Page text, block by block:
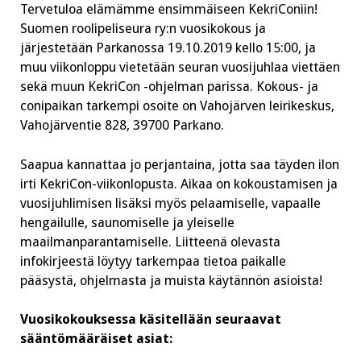
Tervetuloa elämämme ensimmäiseen KekriConiin!
Suomen roolipeliseura ry:n vuosikokous ja
järjestetään Parkanossa 19.10.2019 kello 15:00, ja
muu viikonloppu vietetään seuran vuosijuhlaa viettäen
sekä muun KekriCon -ohjelman parissa. Kokous- ja
conipaikan tarkempi osoite on Vahojärven leirikeskus,
Vahojärventie 828, 39700 Parkano.
Saapua kannattaa jo perjantaina, jotta saa täyden ilon
irti KekriCon-viikonlopusta. Aikaa on kokoustamisen ja
vuosijuhlimisen lisäksi myös pelaamiselle, vapaalle
hengailulle, saunomiselle ja yleiselle
maailmanparantamiselle. Liitteenä olevasta
infokirjeestä löytyy tarkempaa tietoa paikalle
pääsystä, ohjelmasta ja muista käytännön asioista!
Vuosikokouksessa käsitellään seuraavat
sääntömääräiset asiat: